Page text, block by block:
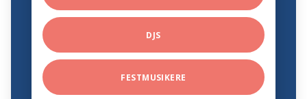
DJS
FESTMUSIKERE